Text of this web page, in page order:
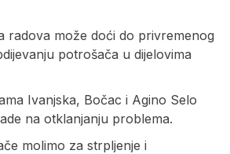
radova može doći do privremenog
potrošača u dijelovima
Ivanjska, Bočac i Agino Selo
na otklanjanju problema.
molimo za strpljenje i